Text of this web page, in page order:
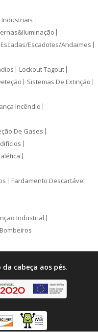
Industriais
Escadas/Escadotes/Andaimes
Lockout Tagout
Sistemas De Extinção
Incêndio
De Gases
Fardamento Descartável
Industrial
cabeça aos pés.